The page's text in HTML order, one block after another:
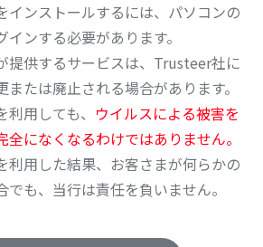
インストールするには、パソコンの
ンする必要があります。
提供するサービスは、Trusteer社に
または廃止される場合があります。
用しても、 ウイルスによる被害を
全になくなるわけではありません。
利用した結果、お客さまが何らかの
も、当行は責任を負いません。